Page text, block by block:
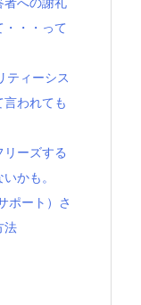
・・って
ティーシス
われても
ーズする
かも。
ポート）さ
法